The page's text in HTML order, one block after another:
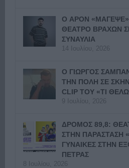
Ο APON
ΘΕΑΤΡΟ ΒΡΑΧΩΝ
ΣΥΝΑΥΛΙΑ
14 Ιουλίου, 2026
Ο ΓΙΩΡΓΟΣ
ΤΗΝ ΠΟΛΗ ΣΕ
CLIP ΤΟΥ «ΤΙ
9 Ιουλίου, 2026
ΔΡΟΜΟΣ 89,8:
ΣΤΗΝ ΠΑΡΑΣΤΑΣΗ
ΓΥΝΑΙΚΕΣ ΣΤΗΝ
ΠΕΤΡΑΣ
8 Ιουλίου, 2026